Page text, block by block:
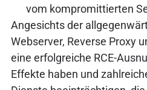
vom kompromittierten
Angesichts der
Webserver, Reverse Proxy
eine erfolgreiche RCE-
Effekte haben und